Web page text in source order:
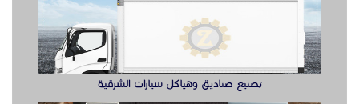
ابواب حديد ليزر او مشغول الشرقيه